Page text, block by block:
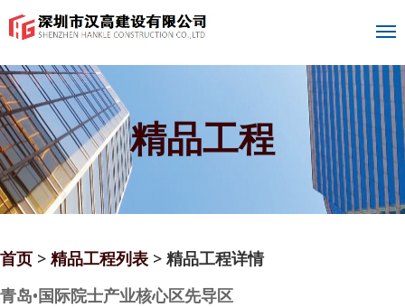
精品工程
首页 > 精品工程列表 > 精品工程详情
青岛•国际院士产业核心区先导区